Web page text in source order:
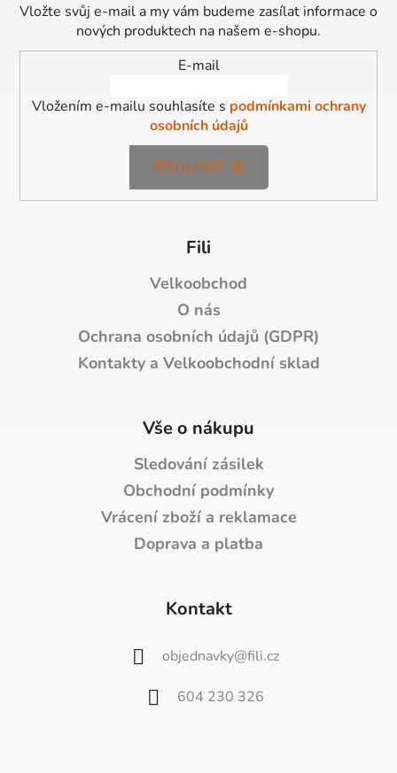
Vložte svůj e-mail a my vám budeme zasílat informace o
nových produktech na našem e-shopu.
E-mail
Vložením e-mailu souhlasíte s podmínkami ochrany
osobních údajů
PŘIHLÁSIT SE
Fili
Velkoobchod
O nás
Ochrana osobních údajů (GDPR)
Kontakty a Velkoobchodní sklad
Vše o nákupu
Sledování zásilek
Obchodní podmínky
Vrácení zboží a reklamace
Doprava a platba
Kontakt
objednavky@fili.cz
604 230 326